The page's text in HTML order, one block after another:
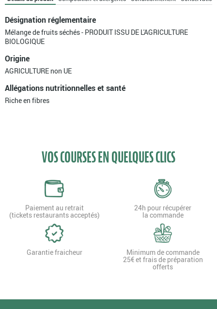
Désignation réglementaire
Mélange de fruits séchés - PRODUIT ISSU DE L'AGRICULTURE
BIOLOGIQUE
Origine
AGRICULTURE non UE
Allégations nutritionnelles et santé
Riche en fibres
VOS COURSES EN QUELQUES CLICS
Paiement au retrait
(tickets restaurants acceptés)
24h pour récupérer
la commande
Garantie fraicheur Minimum de commande
25€ et frais de préparation
offerts